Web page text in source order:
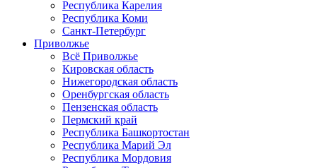
Республика Карелия
Республика Коми
Санкт-Петербург
Приволжье
Всё Приволжье
Кировская область
Нижегородская область
Оренбургская область
Пензенская область
Пермский край
Республика Башкортостан
Республика Марий Эл
Республика Мордовия